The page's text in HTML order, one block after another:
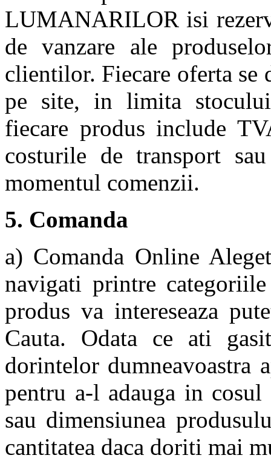
LUMANARILOR isi
de vanzare ale
clientilor. Fiecare oferta se
pe site, in limita
fiecare produs include
costurile de transport
momentul comenzii.
5. Comanda
a) Comanda Online
navigati printre
produs va intereseaza
Cauta. Odata ce ati
dorintelor dumneavoastra
pentru a-l adauga in
sau dimensiunea
cantitatea daca doriti mai